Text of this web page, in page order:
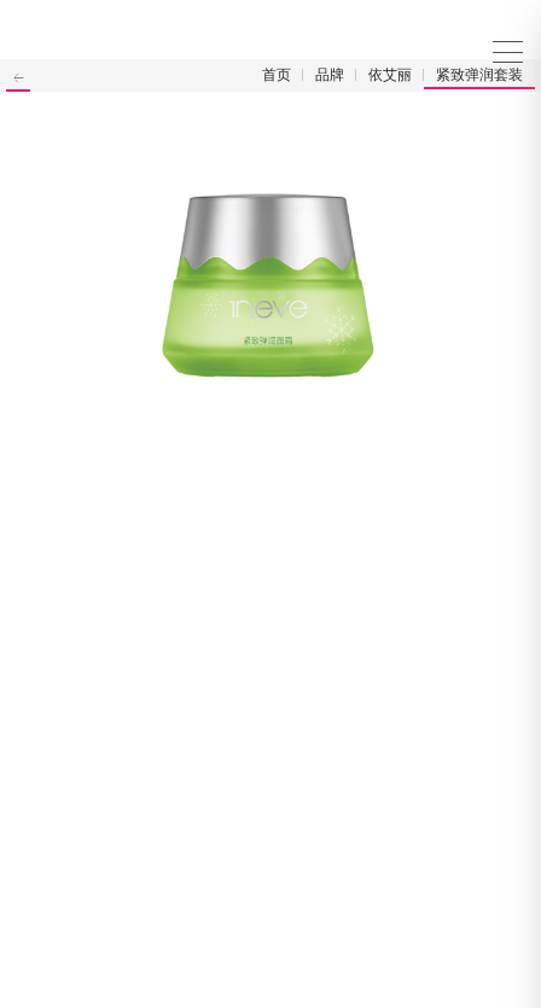
首页 品牌 依艾丽 紧致弹润套装